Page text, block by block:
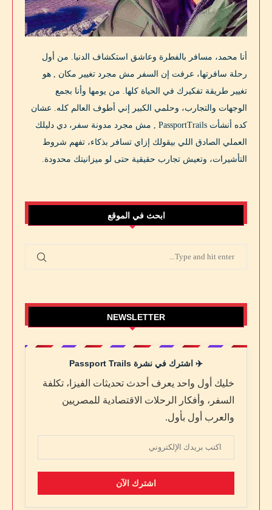
أنا محمد، مسافر بالفطرة وعاشق استكشاف الدنيا. من أول
رحلة سافرتها، عرفت إن السفر مش مجرد تغيير مكان , هو
تغيير طريقة تفكيرك في الحياة كلها. من يومها وأنا بجمع
الوجهات والتجارب، وحلمي الكبير إني أطوف العالم كله. عشان
كده أنشأت PassportTrails , مش مجرد مدونة سفر، دي دليلك
العملي الصادق اللي بيقولك إزاي تسافر بذكاء، تفهم شروط
التأشيرات، وتعيش تجارب حقيقية حتى لو ميزانيتك محدودة.
ابحث في الموقع
NEWSLETTER
✈️ اشترك في نشرة Passport Trails
خليك أول واحد يعرف أحدث تحديثات الفيزا، تكلفة
السفر، وأفكار الرحلات الاقتصادية للمصريين
والعرب أول بأول.